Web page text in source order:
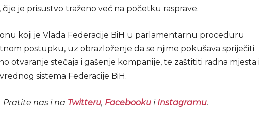
čije je prisustvo traženo već na početku rasprave.
koji je Vlada Federacije BiH u parlamentarnu proceduru
postupku, uz obrazloženje da se njime pokušava spriječiti
otvaranje stečaja i gašenje kompanije, te zaštititi radna mjesta i
sistema Federacije BiH.
Pratite nas i na Twitteru, Facebookui Instagramu.